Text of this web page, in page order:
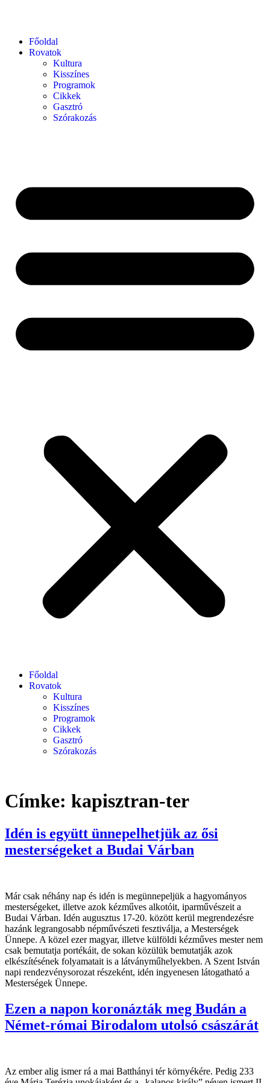
Főoldal
Rovatok
Kultura
Kisszínes
Programok
Cikkek
Gasztró
Szórakozás
Főoldal
Rovatok
Kultura
Kisszínes
Programok
Cikkek
Gasztró
Szórakozás
Címke: kapisztran-ter
Idén is együtt ünnepelhetjük az ősi
mesterségeket a Budai Várban
Már csak néhány nap és idén is megünnepeljük a hagyományos
mesterségeket, illetve azok kézműves alkotóit, iparművészeit a
Budai Várban. Idén augusztus 17-20. között kerül megrendezésre
hazánk legrangosabb népművészeti fesztiválja, a Mesterségek
Ünnepe. A közel ezer magyar, illetve külföldi kézműves mester nem
csak bemutatja portékáit, de sokan közülük bemutatják azok
elkészítésének folyamatait is a látványműhelyekben. A Szent István
napi rendezvénysorozat részeként, idén ingyenesen látogatható a
Mesterségek Ünnepe.
Ezen a napon koronázták meg Budán a
Német-római Birodalom utolsó császárát
Az ember alig ismer rá a mai Batthányi tér környékére. Pedig 233